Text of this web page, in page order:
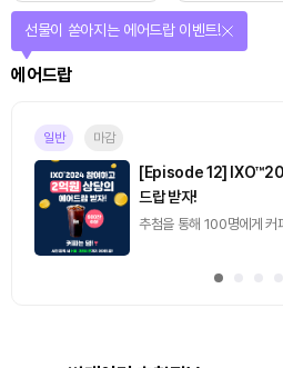
퀴즈
퀴즈풀고 선물 받자!
마감
[토큰포스트] 기사 퀴즈
2026.08.07 (금) ~